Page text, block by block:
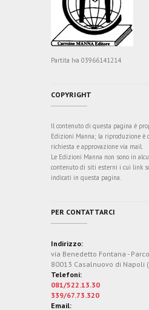
Partita Iva 03966141214
COPYRIGHT
Il contenuto di questa pagina è
Edizioni Manna; la riproduzione è
richiesta e approvazione via mail.
Le Edizioni Manna non sono in
contenuto di siti esterni i cui link
indicati in questa pagina.
PER CONTATTARCI
Indirizzo:
via Benedetto Fontana -
80013 Casalnuovo di Napoli
Telefoni:
081/522.13.30
339/67.73.320
Email: